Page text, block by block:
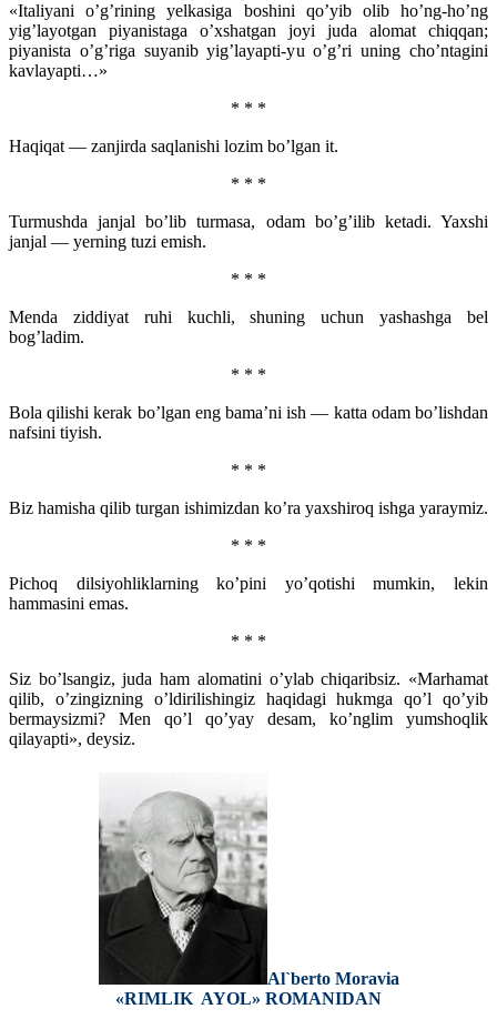
«Italiyani o’g’rining yelkasiga boshini qo’yib olib ho’ng-ho’ng
yig’layotgan piyanistaga o’xshatgan joyi juda alomat chiqqan;
piyanista o’g’riga suyanib yig’layapti-yu o’g’ri uning cho’ntagini
kavlayapti…»
* * *
Haqiqat — zanjirda saqlanishi lozim bo’lgan it.
* * *
Turmushda janjal bo’lib turmasa, odam bo’g’ilib ketadi. Yaxshi
janjal — yerning tuzi emish.
* * *
Menda ziddiyat ruhi kuchli, shuning uchun yashashga bel
bog’ladim.
* * *
Bola qilishi kerak bo’lgan eng bama’ni ish — katta odam bo’lishdan
nafsini tiyish.
* * *
Biz hamisha qilib turgan ishimizdan ko’ra yaxshiroq ishga yaraymiz.
* * *
Pichoq dilsiyohliklarning ko’pini yo’qotishi mumkin, lekin
hammasini emas.
* * *
Siz bo’lsangiz, juda ham alomatini o’ylab chiqaribsiz. «Marhamat
qilib, o’zingizning o’ldirilishingiz haqidagi hukmga qo’l qo’yib
bermaysizmi? Men qo’l qo’yay desam, ko’nglim yumshoqlik
qilayapti», deysiz.
Al`berto Moravia
«RIMLIK AYOL» ROMANIDAN